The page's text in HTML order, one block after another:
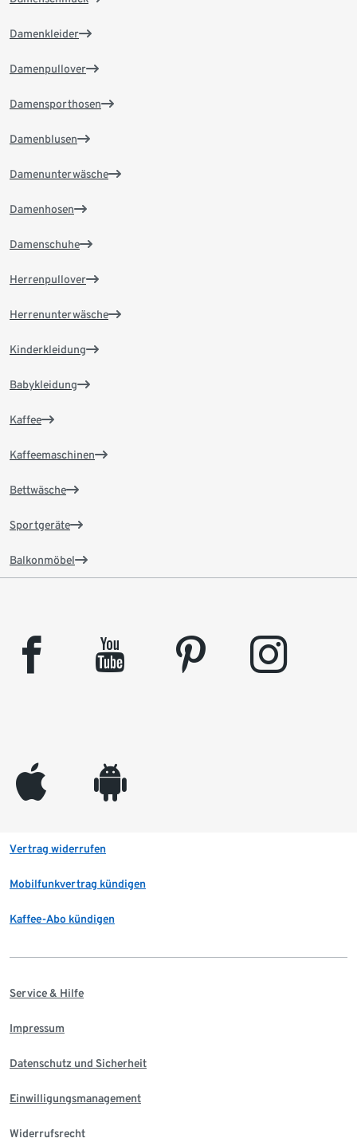
Damenkleider
Damenpullover
Damensporthosen
Damenblusen
Damenunterwäsche
Damenhosen
Damenschuhe
Herrenpullover
Herrenunterwäsche
Kinderkleidung
Babykleidung
Kaffee
Kaffeemaschinen
Bettwäsche
Sportgeräte
Balkonmöbel
facebook youtube pinterest instagram
appleinc android
Vertrag widerrufen
Mobilfunkvertrag kündigen
Kaffee-Abo kündigen
Service & Hilfe
Impressum
Datenschutz und Sicherheit
Einwilligungsmanagement
Widerrufsrecht